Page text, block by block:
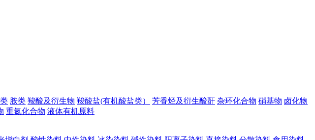
胺类 羧酸及衍生物 羧酸盐(有机酸盐类） 芳香烃及衍生酸酐 杂环化合物 硝基物 卤化物
重氮化合物 液体有机原料